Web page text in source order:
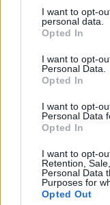
I want to opt-
personal data.
Opted In
I want to opt-
Personal Data.
Opted In
I want to opt-
Personal Data
Opted In
I want to opt-
Retention,
Personal Data
Purposes for
Opted Out
acompañado
la numerosa
en el lugar y
piedra que
paisajístico a
La especie
negra, que
alimentación,
distancia